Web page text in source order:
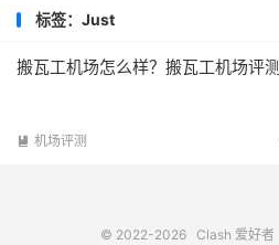
标签：Just
搬瓦工机场怎么样？搬瓦工机场评测
 机场评测
© 2022-2026 Clash 爱好者